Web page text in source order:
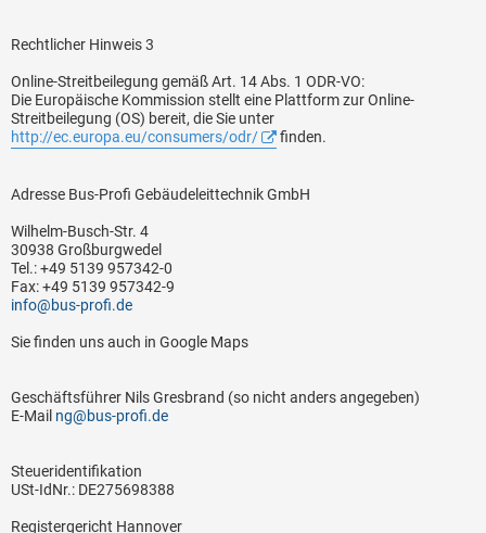
Rechtlicher Hinweis 3
Online-Streitbeilegung gemäß Art. 14 Abs. 1 ODR-VO:
Die Europäische Kommission stellt eine Plattform zur Online-
Streitbeilegung (OS) bereit, die Sie unter
http://ec.europa.eu/consumers/odr/
finden.
Adresse Bus-Profi Gebäudeleittechnik GmbH
Wilhelm-Busch-Str. 4
30938 Großburgwedel
Tel.: +49 5139 957342-0
Fax: +49 5139 957342-9
info@bus-profi.de
Sie finden uns auch in Google Maps
Geschäftsführer Nils Gresbrand (so nicht anders angegeben)
E-Mail ng@bus-profi.de
Steueridentifikation
USt-IdNr.: DE275698388
Registergericht Hannover